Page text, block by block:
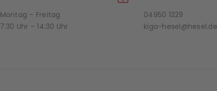
Montag – Freitag
7:30 Uhr – 14:30 Uhr
04950 1329
kiga-hesel@hesel.de